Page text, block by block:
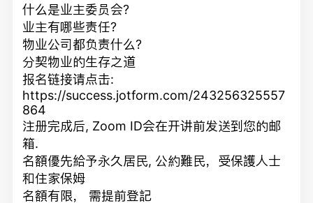
什么是业主委员会?
业主有哪些责任?
物业公司都负责什么?
分契物业的生存之道
报名链接请点击:
https://success.jotform.com/243256325557
864
注册完成后, Zoom ID会在开讲前发送到您的邮
箱.
名額優先給予永久居民, 公約難民，受保護人士
和住家保姆
名額有限， 需提前登記